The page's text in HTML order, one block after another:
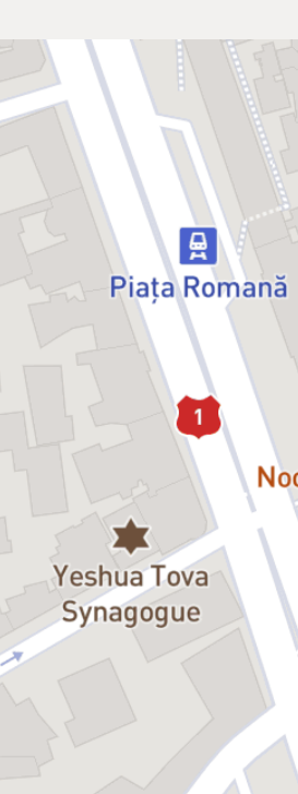
nimic, instanța o trimite pe
să diagnosticheze sănătatea
novicei nu sunt multe: închisoarea,
Miriam Ruth, stareța, și psihiatra
de rivalitate, fiecare dintre ele
una prin terapie, cealaltă protejând-
să o salveze pe Agnes, prin cufundarea
subconștientului; Agnes aspiră să
prin cântec, dizolvându-se în
două se întâlnesc în cele din urmă,
tot mai sus, devine fatal.
Erga / Isabela Neamțu
Cociaș / Crenguța Hariton
Elena Sabău